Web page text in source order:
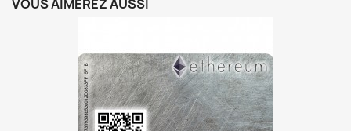
VOUS AIMEREZ AUSSI